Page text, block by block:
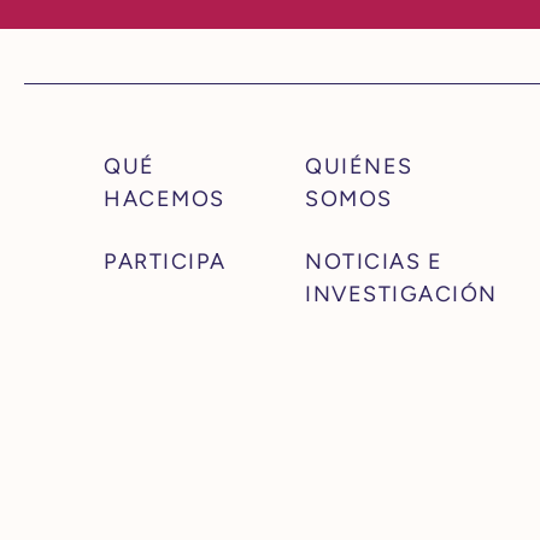
QUÉ
HACEMOS
PARTICIPA
QUIÉNES
SOMOS
NOTICIAS E
INVESTIGACIÓN